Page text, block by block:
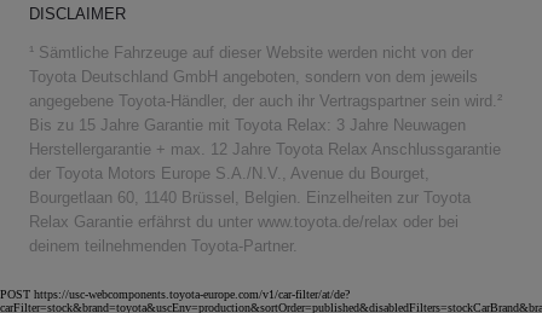
DISCLAIMER
¹ Sämtliche Fahrzeuge auf dieser Website werden nicht von der
Toyota Deutschland GmbH angeboten, sondern von dem jeweils
angegebene Toyota-Händler, der auch ihr Vertragspartner sein wird.²
Bis zu 15 Jahre Garantie mit Toyota Relax: 3 Jahre Neuwagen
Herstellergarantie + max. 12 Jahre Toyota Relax Anschlussgarantie
der Toyota Motors Europe S.A./N.V., Avenue du Bourget,
Bourgetlaan 60, 1140 Brüssel, Belgien. Einzelheiten zur Toyota
Relax Garantie erfährst du unter www.toyota.de/relax oder bei
deinem teilnehmenden Toyota-Partner.
POST https://usc-webcomponents.toyota-europe.com/v1/car-filter/at/de?